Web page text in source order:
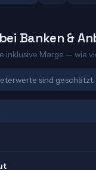
Banken &
inklusive Marge — wie
sind